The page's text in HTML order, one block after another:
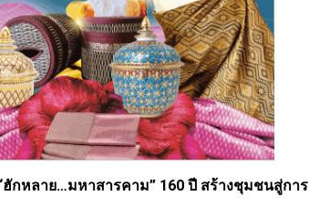
หลาย…มหาสารคาม” 160 ปี สร้างชุมชนสู่การ